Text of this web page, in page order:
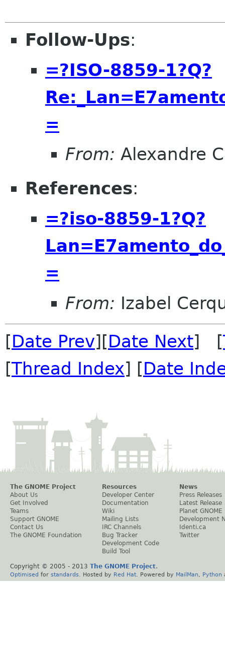
Follow-Ups:
=?ISO-8859-1?Q?
=
From: Alexandre
References:
=?iso-8859-1?Q?
=
From: Izabel
[Date Prev][Date Next] [
[Thread Index] [Date
The GNOME Project
About Us
Get Involved
Teams
Support GNOME
Contact Us
The GNOME Foundation
Resources
Developer Center
Documentation
Wiki
Mailing Lists
IRC Channels
Bug Tracker
Development Code
Build Tool
News
Press Releases
Latest Release
Planet GNOME
Development
Identi.ca
Twitter
Copyright © 2005 - 2013 The GNOME Project.
Optimised for standards . Hosted by Red Hat . Powered by MailMan Python